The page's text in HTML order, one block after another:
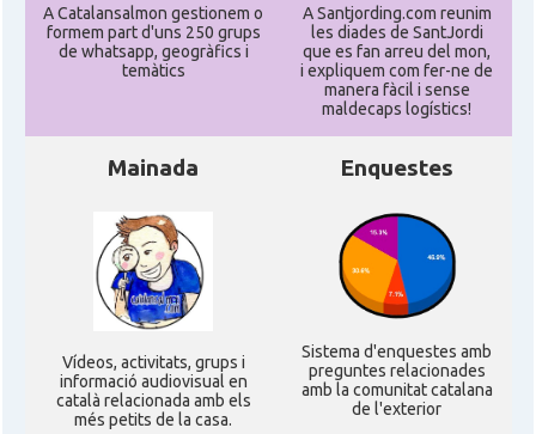
A Catalansalmon gestionem o
formem part d'uns 250 grups
de whatsapp, geogràfics i
temàtics
A Santjording.com reunim
les diades de SantJordi
que es fan arreu del mon,
i expliquem com fer-ne de
manera fàcil i sense
maldecaps logí­stics!
Mainada
Ví­deos, activitats, grups i
informació audiovisual en
català relacionada amb els
més petits de la casa.
Enquestes
Sistema d'enquestes amb
preguntes relacionades
amb la comunitat catalana
de l'exterior